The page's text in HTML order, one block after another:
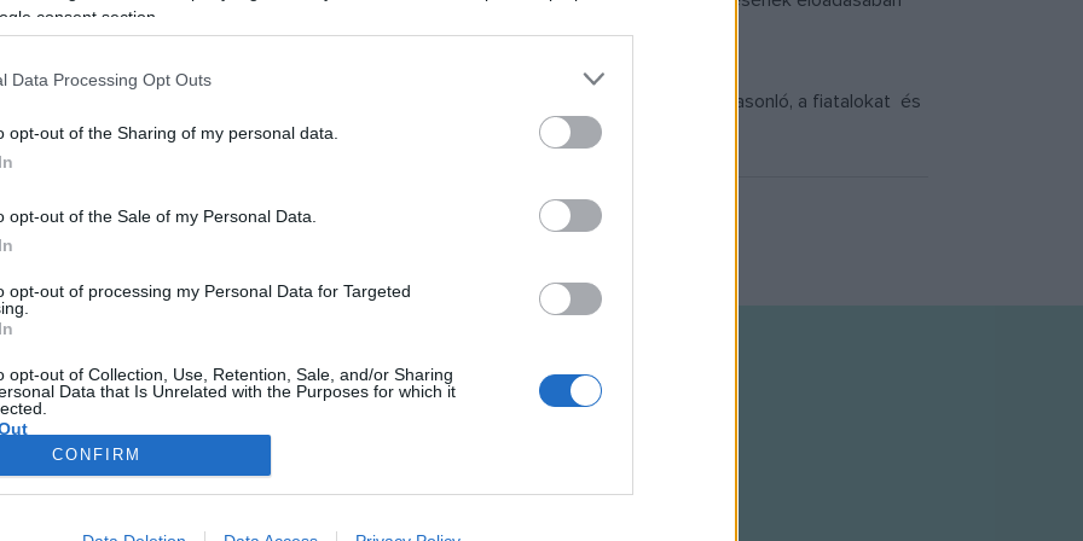
consent section.
Data Processing Opt Outs
opt-out of the Sharing of my personal data.
opt-out of the Sale of my Personal Data.
opt-out of processing my Personal Data for Targeted
opt-out of Collection, Use, Retention, Sale, and/or Sharing
Data that Is Unrelated with the Purposes for which it
allow Google to enable storage related to advertising like cookies on
CONFIRM
ért. A szervezők bíznak abban, hogy a következő tanévben is sor kerülhet egy hasonló, a fiatalokat és